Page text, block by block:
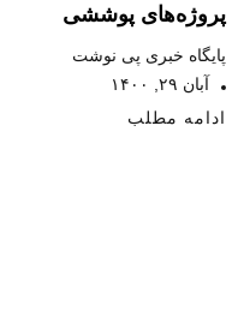
پروژه‌های پوششی
پایگاه خبری پی نوشت
آبان ۲۹, ۱۴۰۰
ادامه مطلب